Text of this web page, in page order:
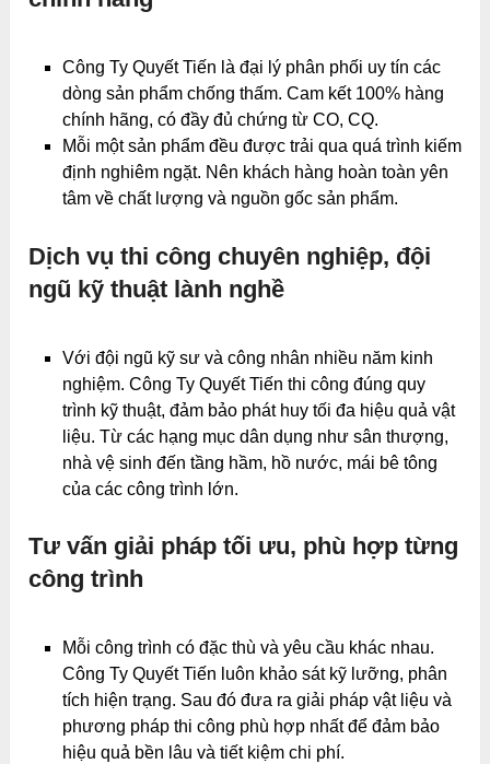
Công Ty Quyết Tiến là đại lý phân phối uy tín các
dòng sản phẩm chống thấm. Cam kết 100% hàng
chính hãng, có đầy đủ chứng từ CO, CQ.
Mỗi một sản phẩm đều được trải qua quá trình kiếm
định nghiêm ngặt. Nên khách hàng hoàn toàn yên
tâm về chất lượng và nguồn gốc sản phẩm.
Dịch vụ thi công chuyên nghiệp, đội
ngũ kỹ thuật lành nghề
Với đội ngũ kỹ sư và công nhân nhiều năm kinh
nghiệm. Công Ty Quyết Tiến thi công đúng quy
trình kỹ thuật, đảm bảo phát huy tối đa hiệu quả vật
liệu. Từ các hạng mục dân dụng như sân thượng,
nhà vệ sinh đến tầng hầm, hồ nước, mái bê tông
của các công trình lớn.
Tư vấn giải pháp tối ưu, phù hợp từng
công trình
Mỗi công trình có đặc thù và yêu cầu khác nhau.
Công Ty Quyết Tiến luôn khảo sát kỹ lưỡng, phân
tích hiện trạng. Sau đó đưa ra giải pháp vật liệu và
phương pháp thi công phù hợp nhất để đảm bảo
hiệu quả bền lâu và tiết kiệm chi phí.